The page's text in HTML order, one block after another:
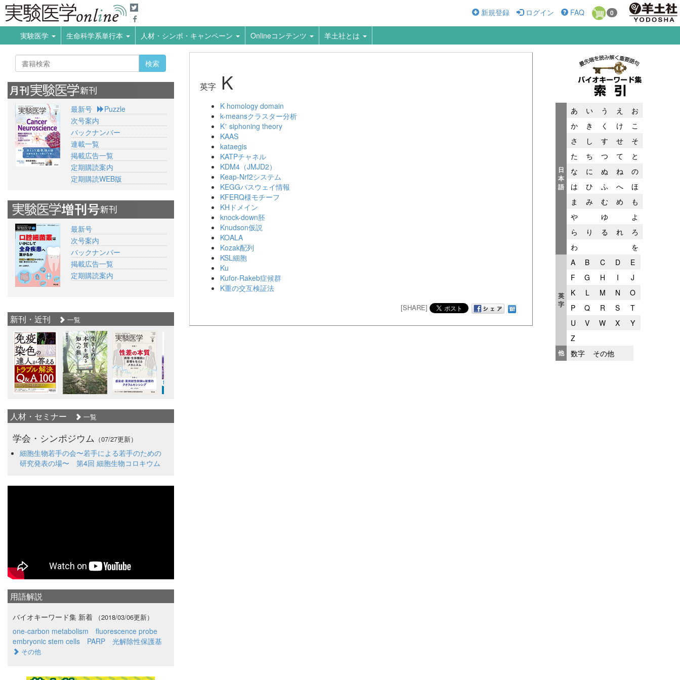
新規登録 ログイン FAQ 0
実験医学 生命科学系単行本 人材・シンポ・キャンペーン Onlineコンテンツ 羊土社とは
英字K
K homology domain
k-meansクラスター分析
K+siphoning theory
KAAS
kataegis
KATPチャネル
KDM4（JMJD2）
Keap-Nrf2システム
KEGGパスウェイ情報
KFERQ様モチーフ
KHドメイン
knock-down胚
Knudson仮説
KOALA
Kozak配列
KSL細胞
Ku
Kufor-Rakeb症候群
K重の交互検証法
[SHARE]
日
本
語
あ い う え
お
か
き く け
こ
さ
し す せ
そ
た
ち つ て
と
な
に ぬ ね
の
は
ひ ふ へ
ほ
ま
み む め
も
や
ゆ
よ
ら
り る れ
ろ
わ
を
英
字
A B C D
E
F
G H I
J
K
L M N
O
P
Q R S
T
U
V W X
Y
Z
他 数字 その他
検索
最新号
Puzzle
次号案内
バックナンバー
連載一覧
掲載広告一覧
定期購読案内
定期購読WEB版
最新号
次号案内
バックナンバー
掲載広告一覧
定期購読案内
新刊・近刊 一覧
人材・セミナー 一覧
学会・シンポジウム （07/27更新）
細胞生物若手の会〜若手による若手のための
研究発表の場〜 第4回 細胞生物コロキウム
用語解説
バイオキーワード集 新着 （2018/03/06更新）
one-carbon metabolism
fluorescence probe
embryonic stem cells
PARP 光解除性保護基
その他